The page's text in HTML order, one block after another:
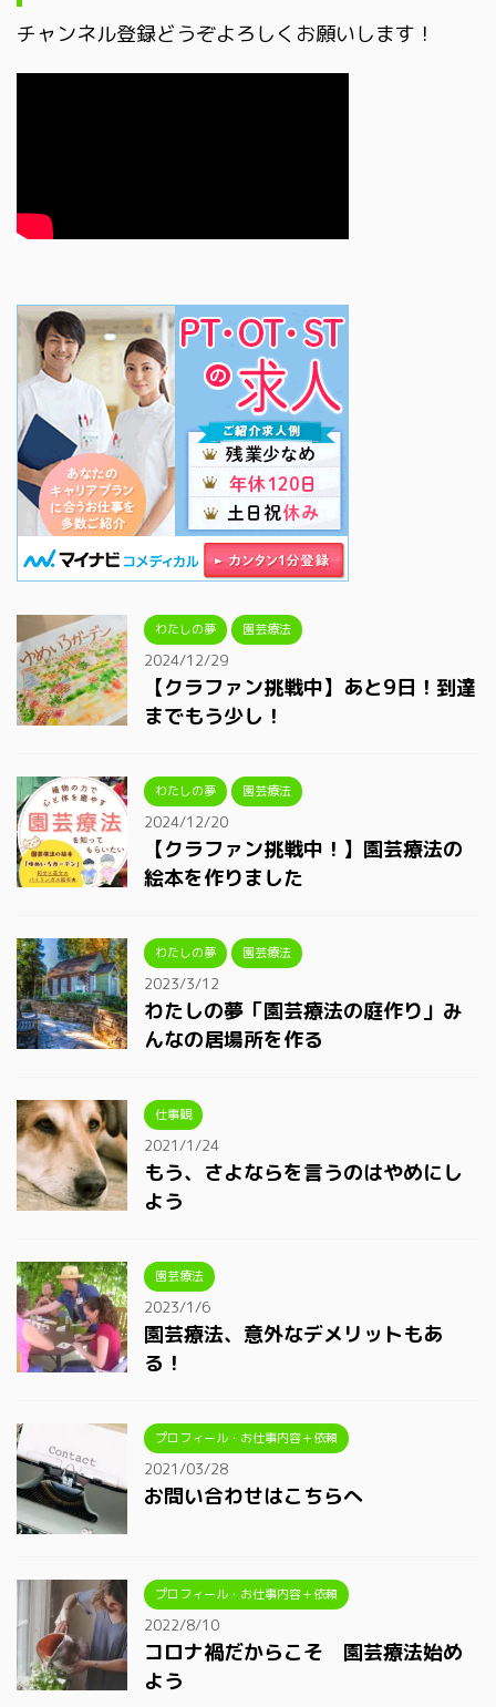
チャンネル登録どうぞよろしくお願いします！
わたしの夢 園芸療法
2024/12/29
【クラファン挑戦中】あと9日！到達
までもう少し！
わたしの夢 園芸療法
2024/12/20
【クラファン挑戦中！】園芸療法の
絵本を作りました
わたしの夢 園芸療法
2023/3/12
わたしの夢「園芸療法の庭作り」み
んなの居場所を作る
仕事観
2021/1/24
もう、さよならを言うのはやめにし
よう
園芸療法
2023/1/6
園芸療法、意外なデメリットもあ
る！
プロフィール・お仕事内容＋依頼
2021/03/28
お問い合わせはこちらへ
プロフィール・お仕事内容＋依頼
2022/8/10
コロナ禍だからこそ 園芸療法始め
よう